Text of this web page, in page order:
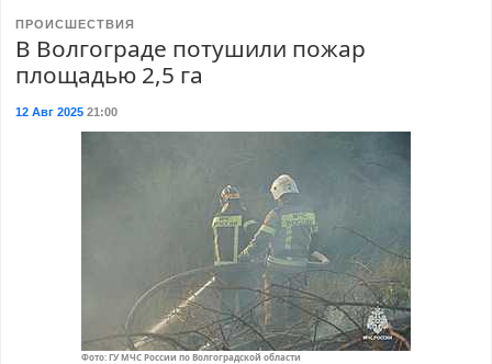
ПРОИСШЕСТВИЯ
В Волгограде потушили пожар
площадью 2,5 га
12 Авг 202521:00
Фото: ГУ МЧС России по Волгоградской области